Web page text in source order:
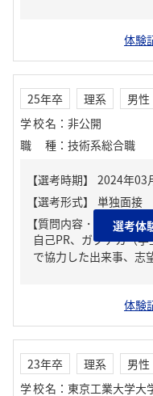
体験
25年卒 理系
男性
学校名 ： 非公開
職種 ： 技術系総合職
【質問内容・課題】
自己PR、ガクチカ（
で協力した出来事、志
選考体
体験
23年卒 理系
男性
学校名 ： 東京工業大学大